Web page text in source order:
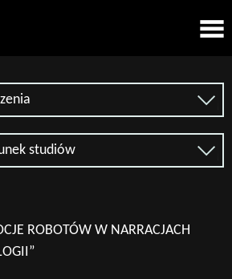
studiów
ROBOTÓW W NARRACJACH